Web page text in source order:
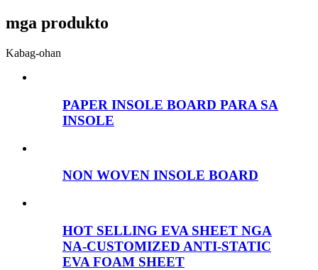
mga produkto
Kabag-ohan
PAPER INSOLE BOARD PARA SA
INSOLE
NON WOVEN INSOLE BOARD
HOT SELLING EVA SHEET NGA
NA-CUSTOMIZED ANTI-STATIC
EVA FOAM SHEET